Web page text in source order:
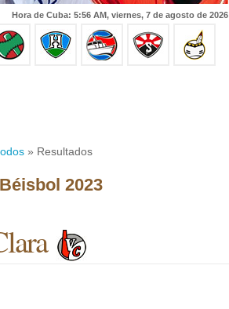
Hora de Cuba: 5:56 AM, viernes, 7 de agosto de 2026
» Resultados
2023